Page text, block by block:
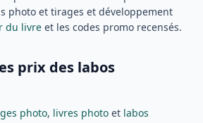
photo et tirages et développement
du livre et les codes promo recensés.
prix des labos
photo, livres photo et labos